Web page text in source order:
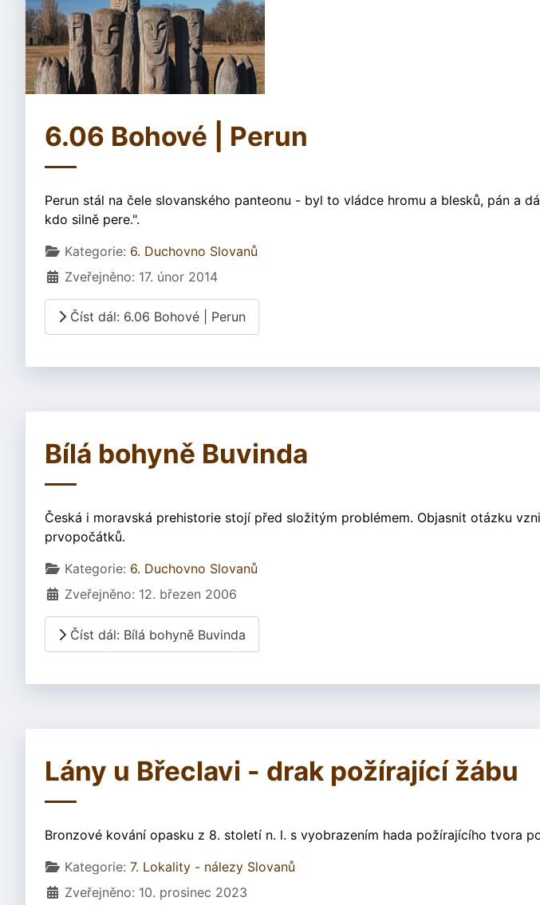
6.06 Bohové | Perun
Perun stál na čele slovanského panteonu - byl to vládce hromu a blesků, pán a
kdo silně pere.".
Základní údaje
Kategorie: 6. Duchovno Slovanů
Zveřejněno: 17. únor 2014
Číst dál: 6.06 Bohové | Perun
Bílá bohyně Buvinda
Česká i moravská prehistorie stojí před složitým problémem. Objasnit otázku
prvopočátků.
Základní údaje
Kategorie: 6. Duchovno Slovanů
Zveřejněno: 12. březen 2006
Číst dál: Bílá bohyně Buvinda
Lány u Břeclavi - drak požírající žábu
Bronzové kování opasku z 8. století n. l. s vyobrazením hada požírajícího tvora
Základní údaje
Kategorie: 7. Lokality - nálezy Slovanů
Zveřejněno: 10. prosinec 2023